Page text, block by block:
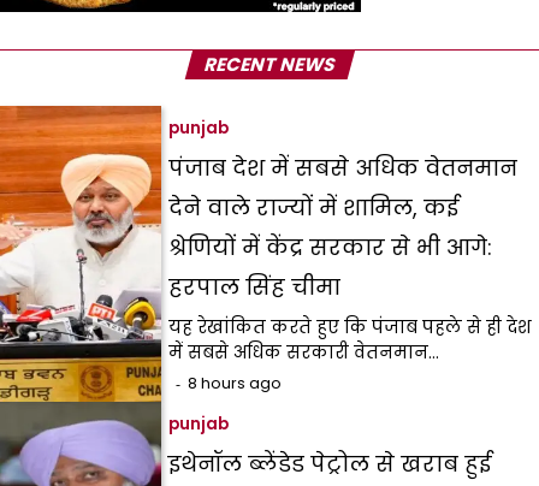
RECENT NEWS
punjab
पंजाब देश में सबसे अधिक वेतनमान
देने वाले राज्यों में शामिल, कई
श्रेणियों में केंद्र सरकार से भी आगे:
हरपाल सिंह चीमा
यह रेखांकित करते हुए कि पंजाब पहले से ही देश
में सबसे अधिक सरकारी वेतनमान…
8 hours ago
punjab
इथेनॉल ब्लेंडेड पेट्रोल से खराब हुई